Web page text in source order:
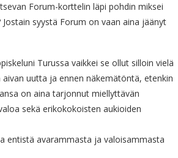
Forum-korttelin läpi pohdin miksei
syystä Forum on vaan aina jäänyt
Turussa vaikkei se ollut silloin vielä
uutta ja ennen näkemätöntä, etenkin
on aina tarjonnut miellyttävän
sekä erikokokoisten aukioiden
entistä avarammasta ja valoisammasta